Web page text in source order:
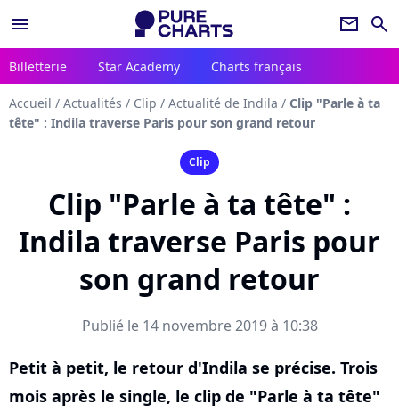
menu newsletter search
Billetterie Star Academy Charts français
Accueil / Actualités / Clip / Actualité de Indila / Clip "Parle à ta
tête" : Indila traverse Paris pour son grand retour
Clip
Clip "Parle à ta tête" :
Indila traverse Paris pour
son grand retour
Publié le 14 novembre 2019 à 10:38
Petit à petit, le retour d'Indila se précise. Trois
mois après le single, le clip de "Parle à ta tête"